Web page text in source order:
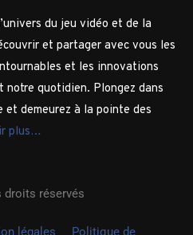
du jeu vidéo et de la
et partager avec vous les
et les innovations
quotidien. Plongez dans
demeurez à la pointe des
plus…
droits réservés
légales Politique de